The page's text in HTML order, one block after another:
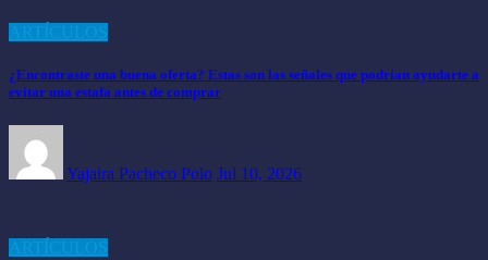
¿Encontraste una buena oferta? Estas son las señales que podrían ayudarte a
evitar una estafa antes de comprar
Yajaira Pacheco Polo Jul 10, 2026